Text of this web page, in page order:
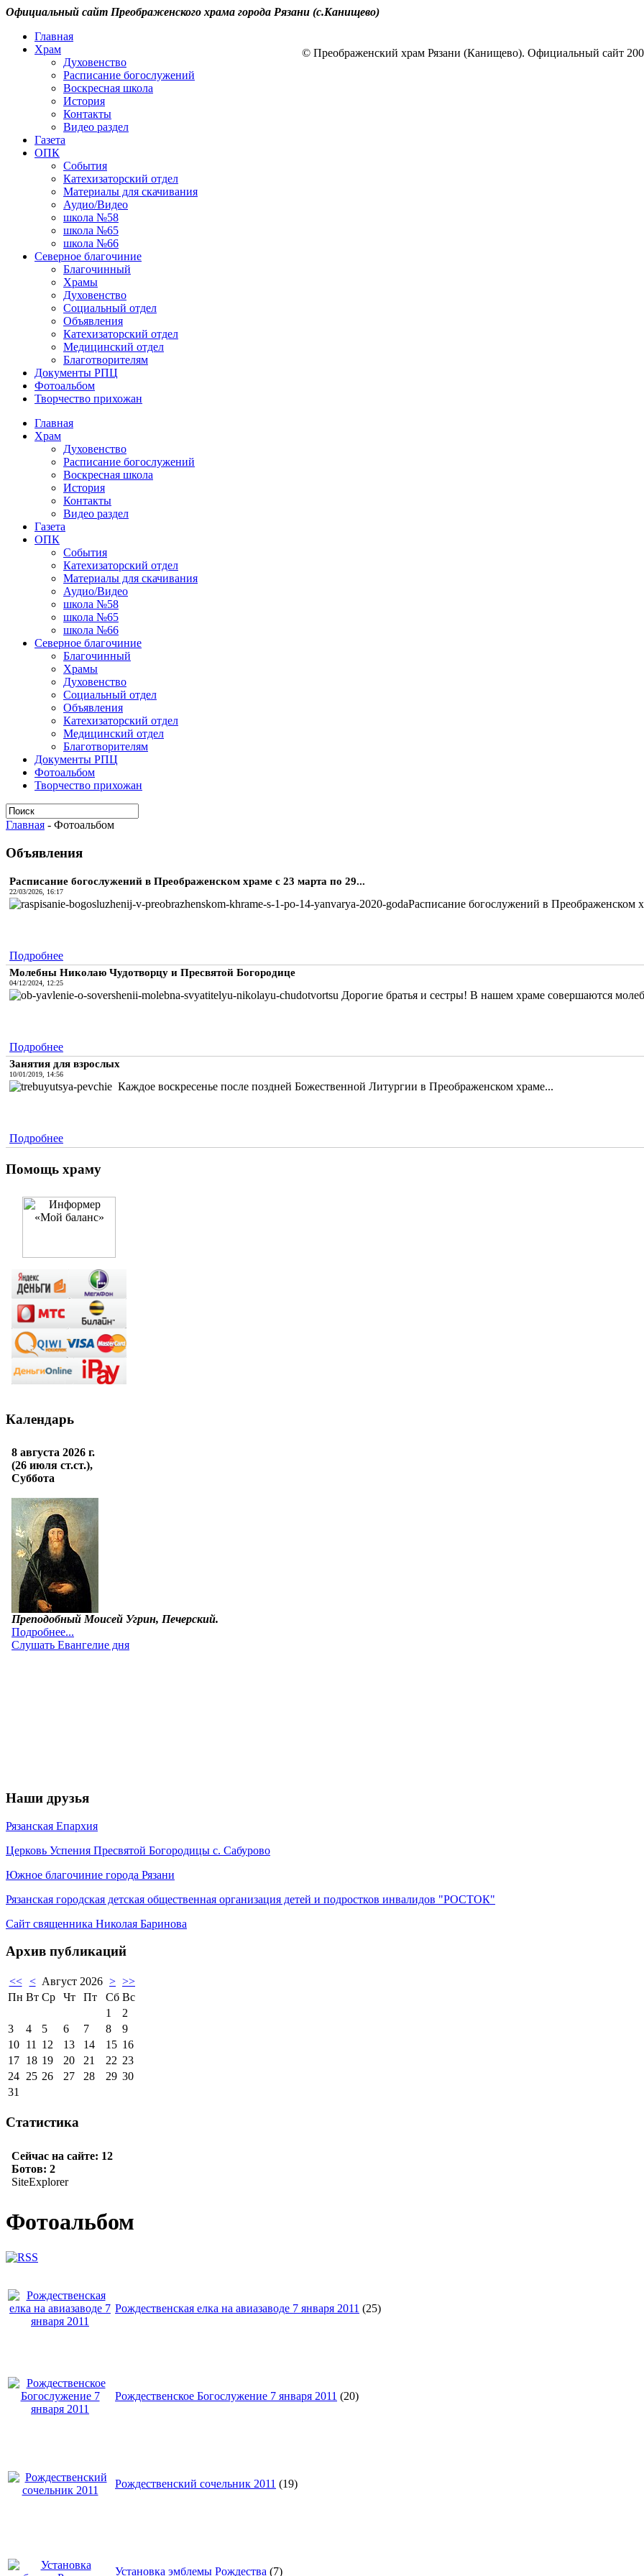
Официальный сайт Преображенского храма города Рязани (с.Канищево)
Главная
Храм
Духовенство
Расписание богослужений
Воскресная школа
История
Контакты
Видео раздел
Газета
ОПК
События
Катехизаторский отдел
Материалы для скачивания
Аудио/Видео
школа №58
школа №65
школа №66
Северное благочиние
Благочинный
Храмы
Духовенство
Социальный отдел
Объявления
Катехизаторский отдел
Медицинский отдел
Благотворителям
Документы РПЦ
Фотоальбом
Творчество прихожан
Главная
Храм
Духовенство
Расписание богослужений
Воскресная школа
История
Контакты
Видео раздел
Газета
ОПК
События
Катехизаторский отдел
Материалы для скачивания
Аудио/Видео
школа №58
школа №65
школа №66
Северное благочиние
Благочинный
Храмы
Духовенство
Социальный отдел
Объявления
Катехизаторский отдел
Медицинский отдел
Благотворителям
Документы РПЦ
Фотоальбом
Творчество прихожан
Главная - Фотоальбом
Объявления
Расписание богослужений в Преображенском храме с 23 марта по 29...
22/03/2026, 16:17
Расписание богослужений в Преображенском
Подробнее
Молебны Николаю Чудотворцу и Пресвятой Богородице
04/12/2024, 12:25
Дорогие братья и сестры! В нашем храме совершаются
Подробнее
Занятия для взрослых
10/01/2019, 14:56
Каждое воскресенье после поздней Божественной Литургии в Преображенском храме...
Подробнее
Помощь храму
Календарь
Наши друзья
Рязанская Епархия
Церковь Успения Пресвятой Богородицы с. Сабурово
Южное благочиние города Рязани
Рязанская городская детская общественная организация детей и подростков инвалидов "РОСТОК"
Сайт священника Николая Баринова
Архив публикаций
<< < Август 2026 > >>
Пн Вт Ср Чт Пт Сб Вс
1
2
3
4 5 6 7 8
9
10 11 12 13 14 15 16
17 18 19 20 21 22 23
24 25 26 27 28 29 30
31
Статистика
Фотоальбом
Рождественская елка на авиазаводе 7 января 2011 (25)
Рождественское Богослужение 7 января 2011 (20)
Рождественский сочельник 2011 (19)
Установка эмблемы Рождества (7)
© Преображенский храм Рязани (Канищево). Официальный сайт